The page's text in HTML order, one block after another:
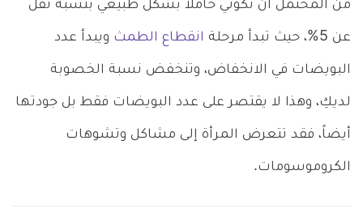
من المحتمل أن تكوني حاملاً بشكل طبيعي بنسبة تقل
عن 5%، حيث تبدأ مرحلة انقطاع الطمث ويبدأ عدد
البويضات في الانخفاض، وتنخفض نسبة الخصوبة
لديكِ، وهذا لا يقتصر على عدد البويضات فقط بل جودتها
أيضاً، فقد تتعرض المرأة إلى مشاكل وتشوهات
الكروموسومات.